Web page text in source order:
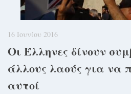
16 Ιουνίου 2016
Οι Έλληνες δίνουν
άλλους λαούς για να
αυτοί